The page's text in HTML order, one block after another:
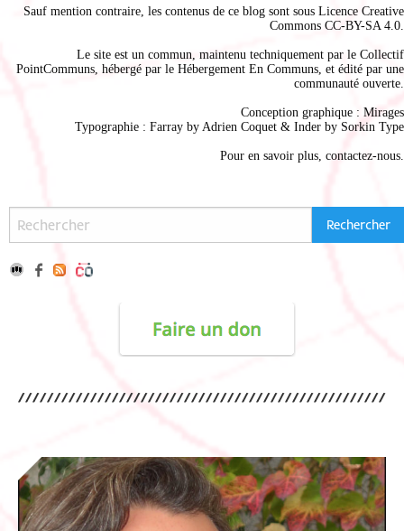
Sauf mention contraire, les contenus de ce blog sont sous Licence Creative
Commons CC-BY-SA 4.0
Le site est un commun, maintenu techniquement par le Collectif
PointCommuns , hébergé par le Hébergement En Communs , et édité par une
communauté ouverte.
Conception graphique : Mirages
Typographie : Farray by Adrien Coquet & Inder by Sorkin Type
Pour en savoir plus, contactez-nous